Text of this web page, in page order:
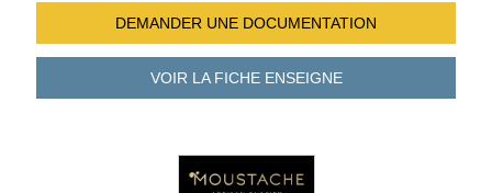
DEMANDER UNE DOCUMENTATION
VOIR LA FICHEENSEIGNE